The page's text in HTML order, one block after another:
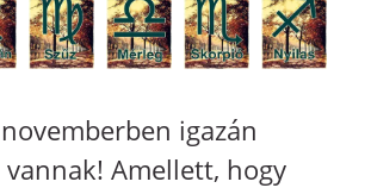
igazán
Amellett, hogy